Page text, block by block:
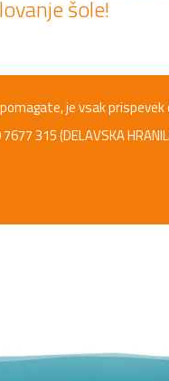
šole!
je vsak prispevek
315 (DELAVSKA